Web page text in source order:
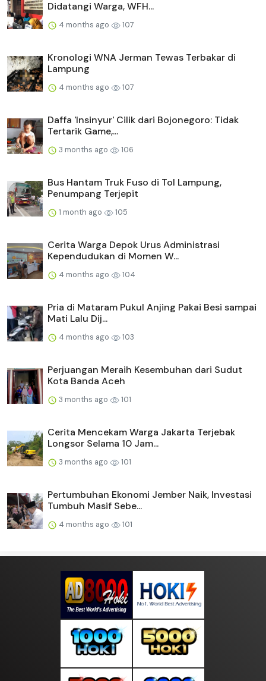
Didatangi Warga, WFH...
4 months ago 107
Kronologi WNA Jerman Tewas Terbakar di
Lampung
4 months ago 107
Daffa 'Insinyur' Cilik dari Bojonegoro: Tidak
Tertarik Game,...
3 months ago 106
Bus Hantam Truk Fuso di Tol Lampung,
Penumpang Terjepit
1 month ago 105
Cerita Warga Depok Urus Administrasi
Kependudukan di Momen W...
4 months ago 104
Pria di Mataram Pukul Anjing Pakai Besi sampai
Mati Lalu Dij...
4 months ago 103
Perjuangan Meraih Kesembuhan dari Sudut
Kota Banda Aceh
3 months ago 101
Cerita Mencekam Warga Jakarta Terjebak
Longsor Selama 10 Jam...
3 months ago 101
Pertumbuhan Ekonomi Jember Naik, Investasi
Tumbuh Masif Sebe...
4 months ago 101